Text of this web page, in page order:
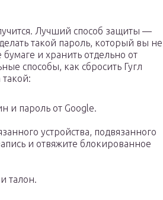
Лучший способ защиты —
такой пароль, который вы не
и хранить отдельно от
способы, как сбросить Гугл
и пароль от Google.
устройства, подвязанного
и отвяжите блокированное
талон.